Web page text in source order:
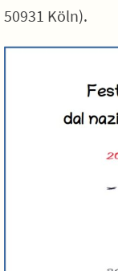
50931 Köln).